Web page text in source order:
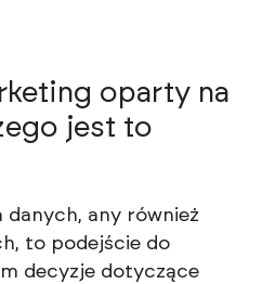
oparty na
jest to
any również
to podejście do
decyzje dotyczące